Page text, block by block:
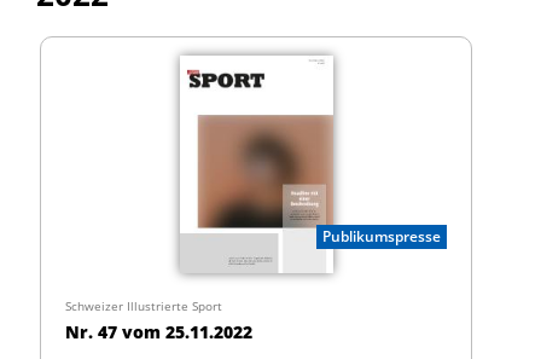
Publikumspresse
Schweizer Illustrierte Sport
Nr. 47 vom 25.11.2022